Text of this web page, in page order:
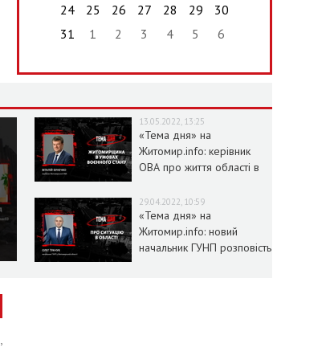
24
25 26 27 28 29
30
31
1 2 3 4 5 6
13.05.2022, 13:25
«Тема дня» на
Житомир.info: керівник
ОВА про життя області в
29.04.2022, 10:59
«Тема дня» на
Житомир.info: новий
начальник ГУНП розповість